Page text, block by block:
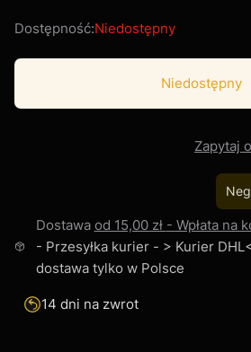
Dostępność:Niedostępny
Niedostępny
Zapytaj
Dostawa od 15,00 zł - Wpłata na
- Przesyłka kurier - > Kurier
dostawa tylko w Polsce
14 dni na zwrot